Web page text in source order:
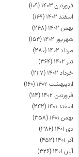
فروردین ۱۴۰۳
(۱۰۹)
اسفند ۱۴۰۲
(۱۴۹)
بهمن ۱۴۰۲
(۲۴۸)
شهریور ۱۴۰۲
(۱۵۴)
مرداد ۱۴۰۲
(۲۸۰)
تیر ۱۴۰۲
(۳۶۴)
خرداد ۱۴۰۲
(۲۲۷)
اردیبهشت ۱۴۰۲
(۱۶۰)
فروردین ۱۴۰۲
(۱۱۴)
اسفند ۱۴۰۱
(۲۴۲)
بهمن ۱۴۰۱
(۳۵۸)
دی ۱۴۰۱
(۳۸۶)
آذر ۱۴۰۱
(۴۵۲)
آبان ۱۴۰۱
(۳۲۶)